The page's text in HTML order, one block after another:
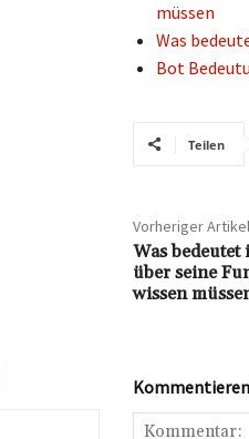
müssen
Was
Bot
Teilen
Vorheriger Artikel
Was bedeutet
über seine
wissen